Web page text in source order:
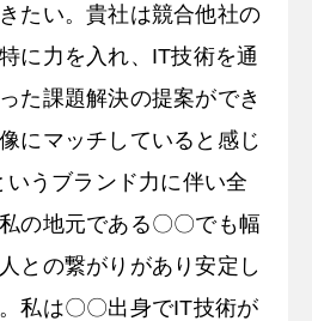
たい。貴社は競合他社の
に力を入れ、IT技術を通
た課題解決の提案ができ
にマッチしていると感じ
うブランド力に伴い全
の地元である〇〇でも幅
との繋がりがあり安定し
私は〇〇出身でIT技術が